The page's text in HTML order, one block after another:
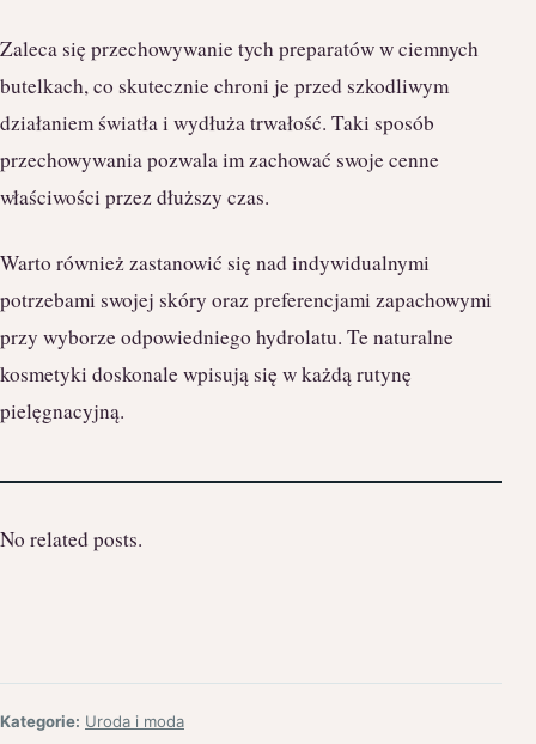
Zaleca się przechowywanie tych preparatów w ciemnych
butelkach, co skutecznie chroni je przed szkodliwym
działaniem światła i wydłuża trwałość. Taki sposób
przechowywania pozwala im zachować swoje cenne
właściwości przez dłuższy czas.
Warto również zastanowić się nad indywidualnymi
potrzebami swojej skóry oraz preferencjami zapachowymi
przy wyborze odpowiedniego hydrolatu. Te naturalne
kosmetyki doskonale wpisują się w każdą rutynę
pielęgnacyjną.
No related posts.
Kategorie: Uroda i moda